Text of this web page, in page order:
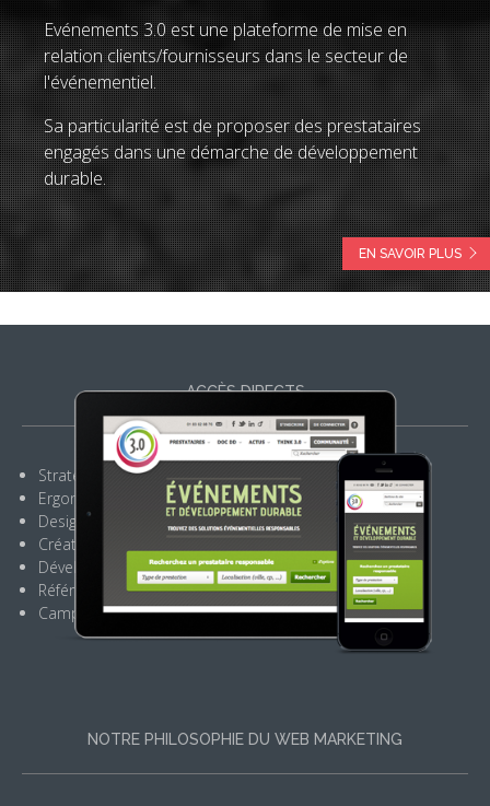
Evénements 3.0 est une plateforme de mise en
relation clients/fournisseurs dans le secteur de
l'événementiel.
Sa particularité est de proposer des prestataires
engagés dans une démarche de développement
durable.
EN SAVOIR PLUS
ACCÈS DIRECTS
Stratégie Internet
Ergonomie sites Internet
Design sites web
Création sites Internet
Développement CMS Drupal
Référencement naturel
Campagnes Google Adwords
NOTRE PHILOSOPHIE DU WEB MARKETING